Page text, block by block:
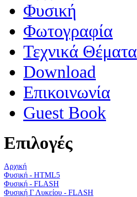
Φυσική
Φωτογραφία
Τεχνικά Θέματα
Download
Επικοινωνία
Guest Book
Επιλογές
Αρχική
Φυσική - HTML5
Φυσική - FLASH
Φυσική Γ Λυκείου - FLASH